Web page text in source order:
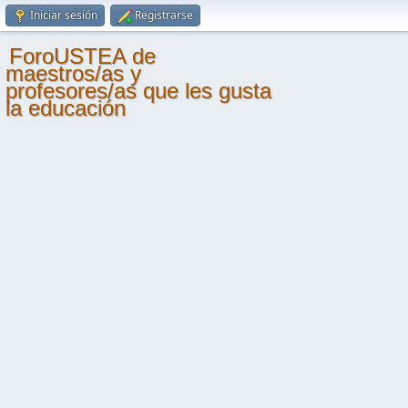
Iniciar sesión Registrarse
ForoUSTEA de
maestros/as y
profesores/as que les gusta
la educación